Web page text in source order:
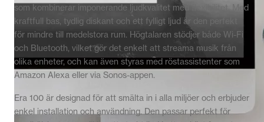
som kombinerar imponerande ljudkvalitet med flexibilitet. Med
kraftfull bas, tydlig diskant och ett fylligt ljud är den perfekt
för mindre till medelstora rum. Högtalaren stödjer både Wi-Fi
och Bluetooth, vilket gör det enkelt att streama musik från
olika enheter, och kan även styras med röstassistenter som
Amazon Alexa eller via Sonos-appen.
Era 100 är designad för att smälta in i alla miljöer och erbjuder
enkel installation och användning. Den passar perfekt för